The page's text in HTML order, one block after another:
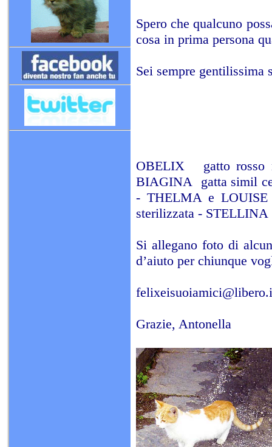
Spero che qualcuno
cosa in prima persona
Sei sempre gentilissima
OBELIX gatto rosso
BIAGINA gatta simil
- THELMA e
sterilizzata -
Si allegano foto di
d’aiuto per chiunque
Grazie, Antonella